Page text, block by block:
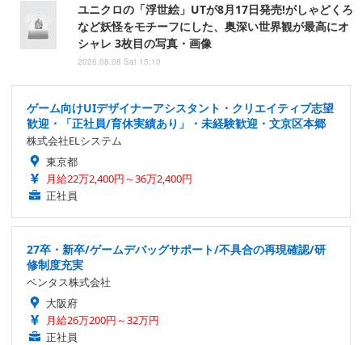
ユニクロの「浮世絵」UTが8月17日発売!がしゃどくろ
など妖怪をモチーフにした、奥深い世界観が最高にオ
シャレ 3枚目の写真・画像
2026.08.08 Sat 15:10
ゲーム向けUIデザイナーアシスタント・クリエイティブ志望
歓迎・「正社員/育休実績あり」・未経験歓迎・文京区本郷
株式会社ELシステム
東京都
月給22万2,400円～36万2,400円
正社員
27卒・新卒/ゲームデバッグサポート/不具合の再現確認/研
修制度充実
ベンタス株式会社
大阪府
月給26万200円～32万円
正社員